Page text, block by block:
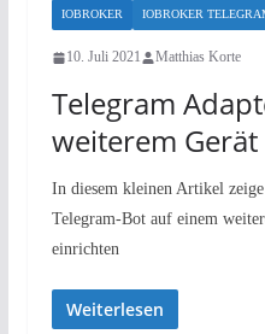
IOBROKER IOBROKER
10. Juli 2021 Matthias Korte
Telegram
weiterem
In diesem kleinen Artikel
Telegram-Bot auf einem
einrichten
Weiterlesen